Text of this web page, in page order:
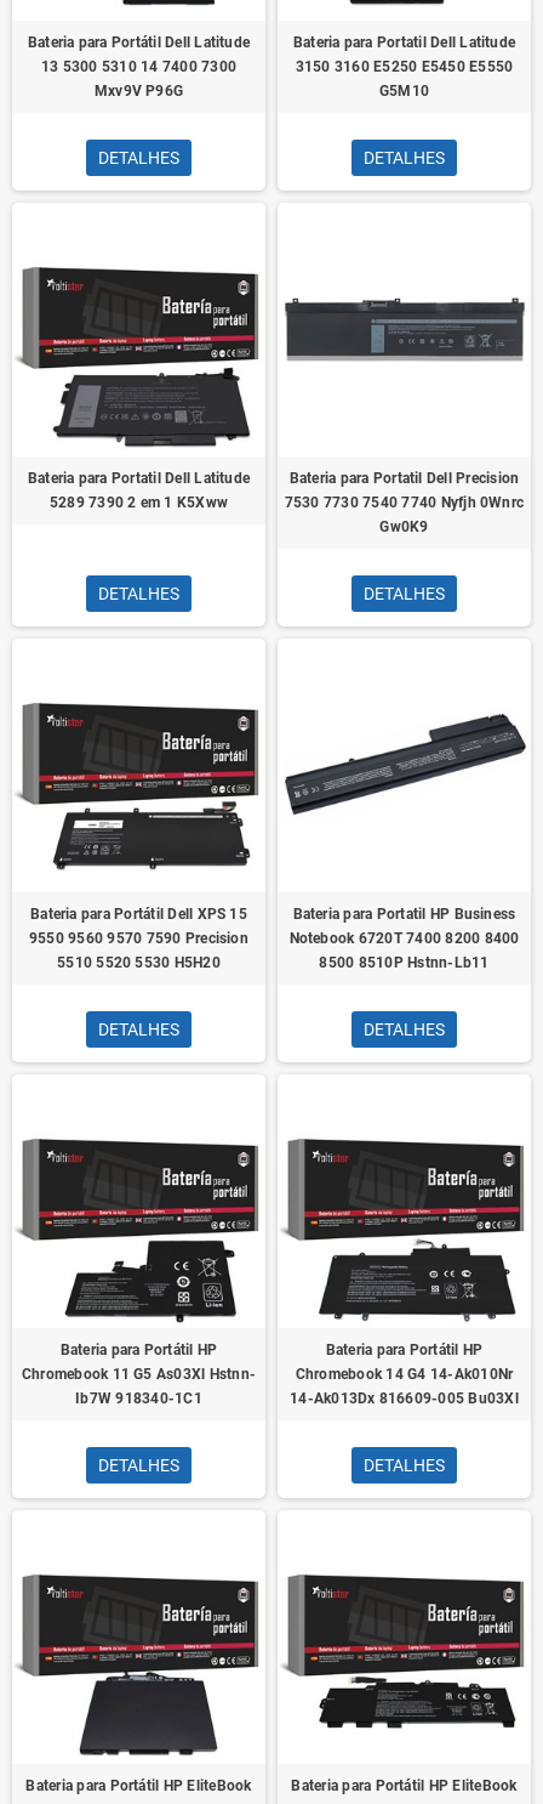
Bateria para Portátil Dell Latitude
13 5300 5310 14 7400 7300
Mxv9V P96G
DETALHES
Bateria para Portatil Dell Latitude
3150 3160 E5250 E5450 E5550
G5M10
DETALHES
Bateria para Portatil Dell Latitude
5289 7390 2 em 1 K5Xww
DETALHES
Bateria para Portatil Dell Precision
7530 7730 7540 7740 Nyfjh 0Wnrc
Gw0K9
DETALHES
Bateria para Portátil Dell XPS 15
9550 9560 9570 7590 Precision
5510 5520 5530 H5H20
DETALHES
Bateria para Portatil HP Business
Notebook 6720T 7400 8200 8400
8500 8510P Hstnn-Lb11
DETALHES
Bateria para Portátil HP
Chromebook 11 G5 As03Xl Hstnn-
Ib7W 918340-1C1
DETALHES
Bateria para Portátil HP
Chromebook 14 G4 14-Ak010Nr
14-Ak013Dx 816609-005 Bu03Xl
DETALHES
Bateria para Portátil HP EliteBook
Bateria para Portátil HP EliteBook